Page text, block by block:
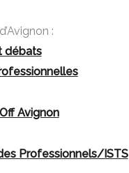
:
débats
Avignon
Professionnels/ISTS